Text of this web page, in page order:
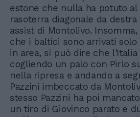
estone che nulla ha potuto
rasoterra diagonale da destra
assist di Montolivo.
che i baltici sono arrivati
in area, si può dire che
cogliendo un palo con Pirlo
nella ripresa e andando a
Pazzini imbeccato da
stesso Pazzini ha poi
un tiro di Giovinco parato e